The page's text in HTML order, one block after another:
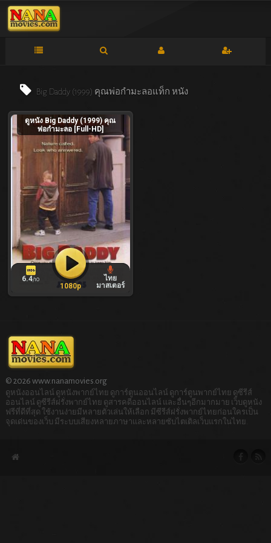
Big Daddy (1999) คุณพ่อกำมะลอแท็ก หนัง
ดูหนัง Big Daddy (1999) คุณ
พ่อกำมะลอ [Full-HD]
6.4/10
ไทย
มาสเตอร์
1080p
© 2026 www.nanamovies.org
ดูหนังออนไลน์ ดูหนังพากย์ไทย ดูการ์ตูนออนไลน์ ดูการ์ตูนพากย์ไทย ดูซีรีส์
ออนไลน์ ดูซีรีส์ฝรั่งพากย์ไทย ดูสารคดีออนไลน์ และอื่นๆอีกมากมาย เว็บดูหนัง
ฟรีที่ดีที่สุด ใช้งานง่ายมีหลายตัวเล่นให้เลือก มีซีรีส์ฝรั่งพากย์ไทยก่อนใครเป็น
จุดเด่นของเว็บ มีระบบเสียงหลายภาษาและหลายซับไตเติลเว็บแรกในไทย.